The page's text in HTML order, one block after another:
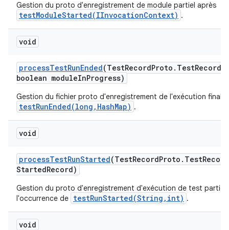
Gestion du proto d'enregistrement de module partiel après
testModuleStarted(IInvocationContext) .
void
processTestRunEnded(TestRecordProto . TestRecord
boolean moduleInProgress)
Gestion du fichier proto d'enregistrement de l'exécution
testRunEnded(long,HashMap) .
void
processTestRunStarted(TestRecordProto . Test
StartedRecord)
Gestion du proto d'enregistrement d'exécution de test partiel
l'occurrence de testRunStarted(String,int) .
void